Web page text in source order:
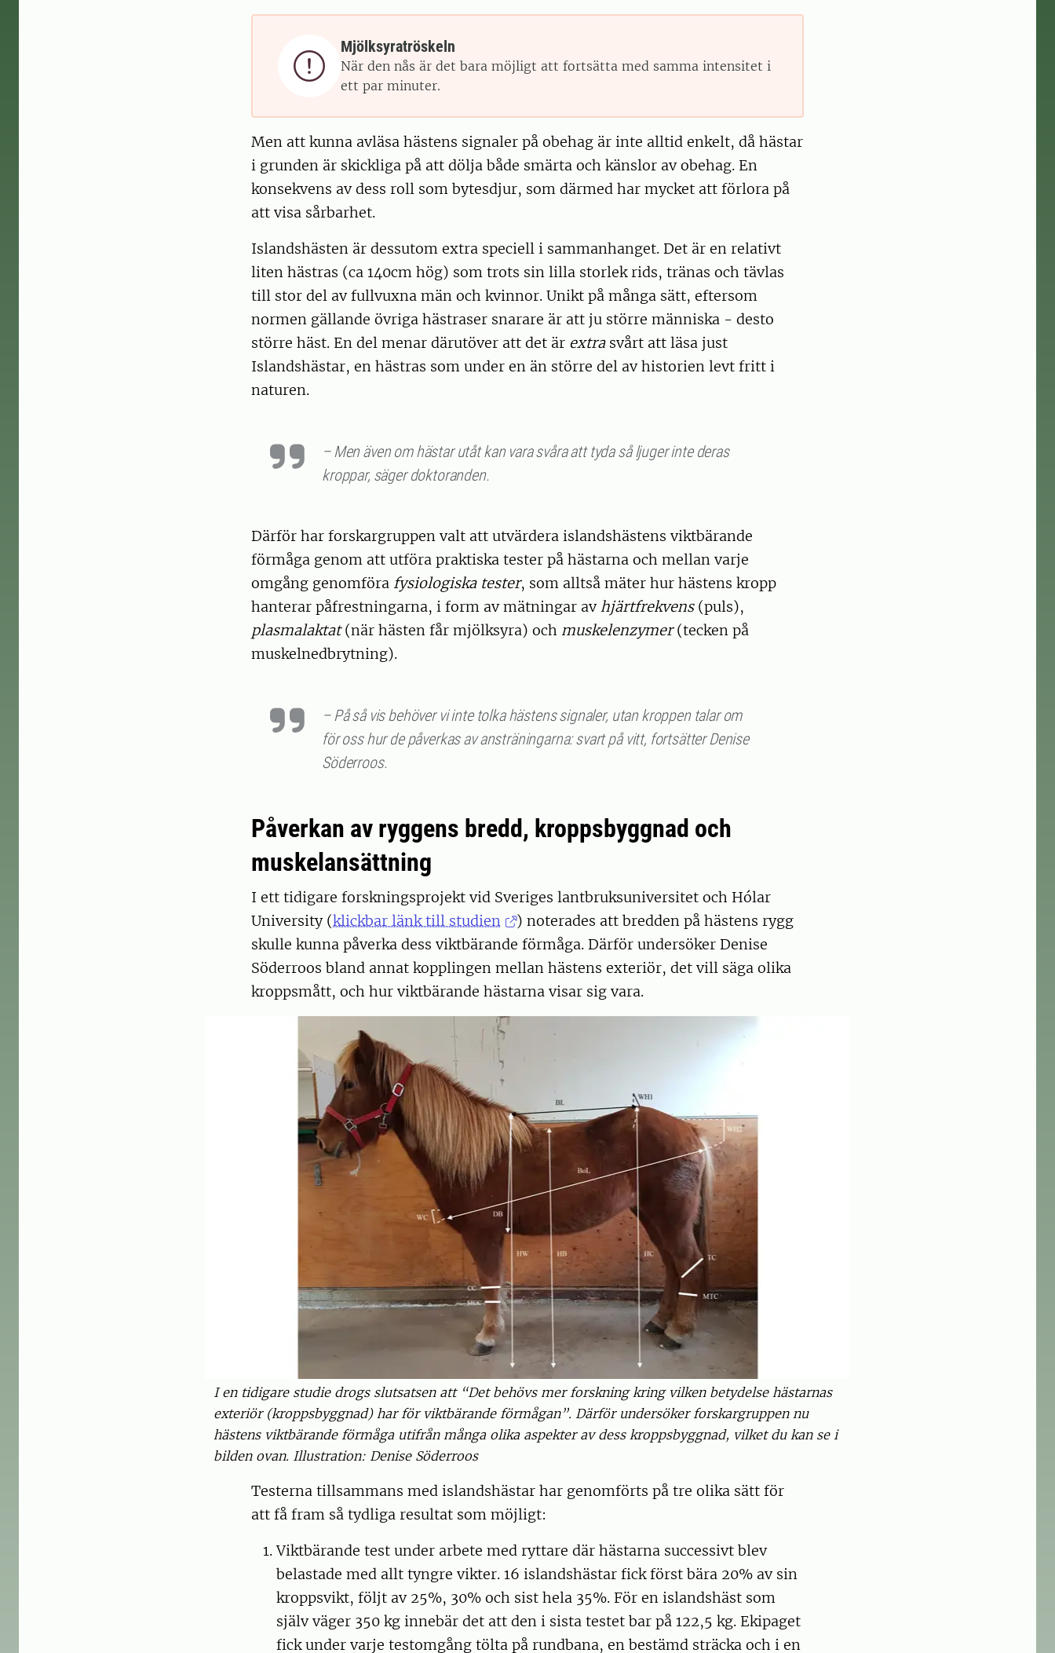

Mjölksyratröskeln
När den nås är det bara möjligt att fortsätta med samma intensitet i
ett par minuter.
Men att kunna avläsa hästens signaler på obehag är inte alltid enkelt, då hästar
i grunden är skickliga på att dölja både smärta och känslor av obehag. En
konsekvens av dess roll som bytesdjur, som därmed har mycket att förlora på
att visa sårbarhet.
Islandshästen är dessutom extra speciell i sammanhanget. Det är en relativt
liten hästras (ca 140cm hög) som trots sin lilla storlek rids, tränas och tävlas
till stor del av fullvuxna män och kvinnor. Unikt på många sätt, eftersom
normen gällande övriga hästraser snarare är att ju större människa - desto
större häst. En del menar därutöver att det är extra svårt att läsa just
Islandshästar, en hästras som under en än större del av historien levt fritt i
naturen.
– Men även om hästar utåt kan vara svåra att tyda så ljuger inte deras
kroppar, säger doktoranden.
Därför har forskargruppen valt att utvärdera islandshästens viktbärande
förmåga genom att utföra praktiska tester på hästarna och mellan varje
omgång genomföra fysiologiska tester, som alltså mäter hur hästens kropp
hanterar påfrestningarna, i form av mätningar avhjärtfrekvens (puls),
plasmalaktat(när hästen får mjölksyra) och muskelenzymer(tecken på
muskelnedbrytning).
– På så vis behöver vi inte tolka hästens signaler, utan kroppen talar om
för oss hur de påverkas av ansträningarna: svart på vitt, fortsätter Denise
Söderroos.
Påverkan av ryggens bredd, kroppsbyggnad och
muskelansättning
I ett tidigare forskningsprojekt vid Sveriges lantbruksuniversitet och Hólar
University (klickbar länk till studien
) noterades att bredden på hästens rygg
skulle kunna påverka dess viktbärande förmåga. Därför undersöker Denise
Söderroos bland annat kopplingen mellan hästens exteriör, det vill säga olika
kroppsmått, och hur viktbärande hästarna visar sig vara.
I en tidigare studie drogs slutsatsen att “Det behövs mer forskning kring vilken betydelse hästarnas
exteriör (kroppsbyggnad) har för viktbärande förmågan”. Därför undersöker forskargruppen nu
hästens viktbärande förmåga utifrån många olika aspekter av dess kroppsbyggnad, vilket du kan se i
bilden ovan. Illustration: Denise Söderroos
Testerna tillsammans med islandshästar har genomförts på tre olika sätt för
att få fram så tydliga resultat som möjligt:
Viktbärande test under arbete med ryttare där hästarna successivt blev
belastade med allt tyngre vikter. 16 islandshästar fick först bära 20% av sin
kroppsvikt, följt av 25%, 30% och sist hela 35%. För en islandshäst som
själv väger 350 kg innebär det att den i sista testet bar på 122,5 kg. Ekipaget
fick under varje testomgång tölta på rundbana, en bestämd sträcka och i en